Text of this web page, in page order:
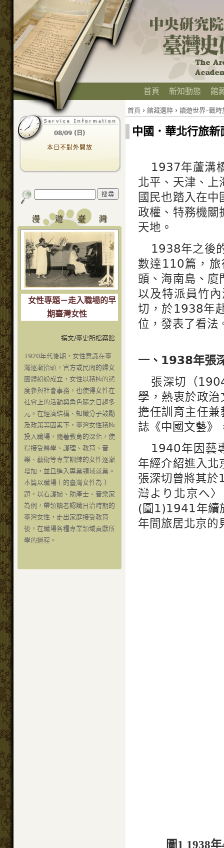
首頁 新知動態 館
08/09 (日)
本日不對外開放
女性專題－走入職場的早
期臺灣女性
撰文/臺史所檔案館
1920年代後期，女性意識在臺
灣逐漸抬頭，官方或民間的婦女
團體紛紛成立，女性以積極的態
度參與社會事務，也使得女性在
社會上的活動與角色隨之日趨多
元。在經濟結構、知識分子鼓勵
及政策等因素下，臺灣女性積極
投入職場，隨著教育的深化，使
得接受醫學、護理、教育、音
樂、藝術等專業訓練的女性逐漸
增加，並且進入專業領域就業。
本篇以職場上的臺灣女性為主
題，以看護婦、助產士、音樂家
為例，帶領讀者認識日治時期的
臺灣女性，走出家庭接受教育
後，在職場各種專業領域貢獻所
學的過程。
首頁 › 館藏選粹› 讀遊世界–戰
中國．華北行旅新
1937年蘆溝
北平、天津、上
國民也踏入在
政權、特務機關
天地。
1938年之後
數達110篇，旅
頭、海南島、廈
以及特派員竹
切，於1938年
位，發表了看法
一、1938年張
張深切（
學，熱衷於政
擔任訓育主任
誌《中國文藝》
1940年因藝
年經介紹進入北
張深切曾將其
灣より北京へ
(圖1)1941年續
年間旅居北京的
圖1 1938